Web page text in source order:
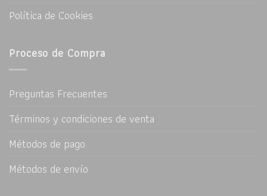
Política de Cookies
Proceso de Compra
Preguntas Frecuentes
Términos y condiciones de venta
Métodos de pago
Métodos de envío